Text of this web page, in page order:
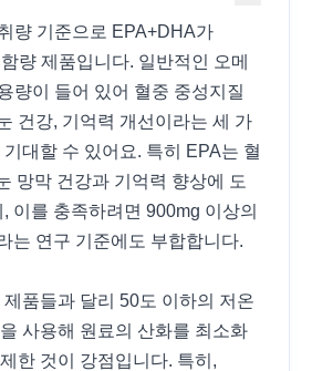
량 기준으로 EPA+DHA가
량 제품입니다. 일반적인 오메
량이 들어 있어 혈중 중성지질
건강, 기억력 개선이라는 세 가
대할 수 있어요. 특히 EPA는 혈
망막 건강과 기억력 향상에 도
이를 충족하려면 900mg 이상의
는 연구 기준에도 부합합니다.
품들과 달리 50도 이하의 저온
사용해 원료의 산화를 최소화
한 것이 강점입니다. 특히,